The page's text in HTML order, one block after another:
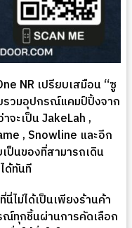
NR เปรียบเสมือน “ซู
รวมอุปกรณ์แคมป์ปิ้งจาก
จะเป็น JakeLah ,
, Snowline และอีก
ป็นของที่สามารถเดิน
ด้ทันที
ที่นี่ไม่ได้เป็นเพียงร้านค้า
ทุกชิ้นผ่านการคัดเลือก